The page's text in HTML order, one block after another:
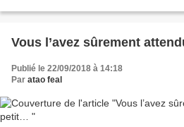
Vous l’avez sûrement
Publié le 22/09/2018 à 14:18
Par atao feal